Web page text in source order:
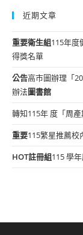
近期文章
重要衛生組115年度
得獎名單
公告高市圖辦理「
辦法圖書館
轉知115年 度「周
重要115繁星推薦校
HOT註冊組115 學